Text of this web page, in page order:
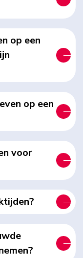
op een
op een
voor